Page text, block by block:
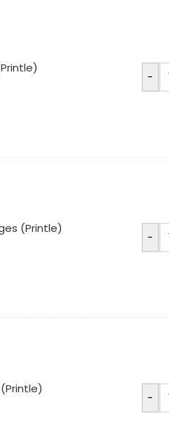
-
(Printle)
-
-